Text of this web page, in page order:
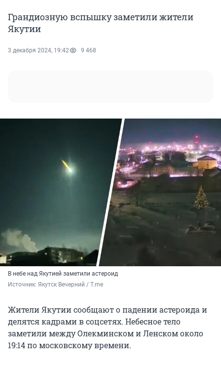
Грандиозную вспышку заметили жители
Якутии
3 декабря 2024, 19:42 9 468
В небе над Якутией заметили астероид
Источник: Якутск Вечерний / T.me
Жители Якутии сообщают о падении астероида и
делятся кадрами в соцсетях. Небесное тело
заметили между Олекминском и Ленском около
19:14 по московскому времени.